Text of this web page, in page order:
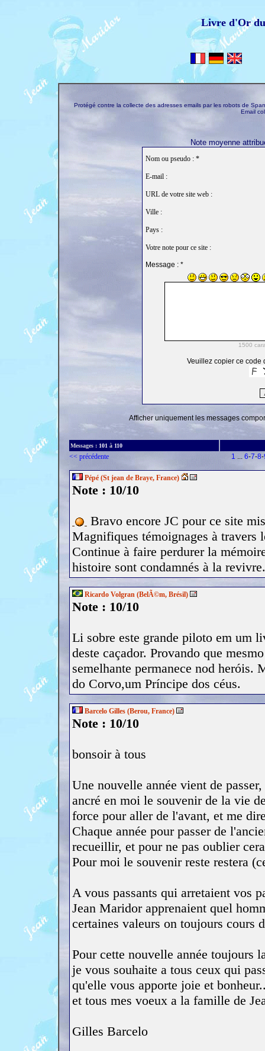
Livre d'Or
Protégé contre la collecte des adresses emails par les robots de
Email
Note moyenne
Nom ou pseudo : *
E-mail :
URL de votre site web :
Ville :
Pays :
Votre note pour ce site :
Message : *
Veuillez copier ce code
Afficher uniquement les messages
Messages : 101 à 110
<< précédente 1 ... 6-7-8-
Pépé (St jean de Braye, France)
Note : 10/10
Bravo encore JC pour ce site
Magnifiques témoignages à travers
Continue à faire perdurer la
histoire sont condamnés à la
Ricardo Volgran (BelÃ©m, Brésil)
Note : 10/10
Li sobre este grande piloto em um
deste caçador. Provando que
semelhante permanece nod heróis.
do Corvo,um Príncipe dos céus.
Barcelo Gilles (Berou, France)
Note : 10/10
bonsoir à tous
Une nouvelle année vient de
ancré en moi le souvenir de la vie
force pour aller de l'avant, et me
Chaque année pour passer de
recueillir, et pour ne pas oublier
Pour moi le souvenir reste restera
A vous passants qui arretaient vos
Jean Maridor apprenaient quel
certaines valeurs on toujours cours
Pour cette nouvelle année toujours
je vous souhaite a tous ceux qui
qu'elle vous apporte joie et
et tous mes voeux a la famille de
Gilles Barcelo